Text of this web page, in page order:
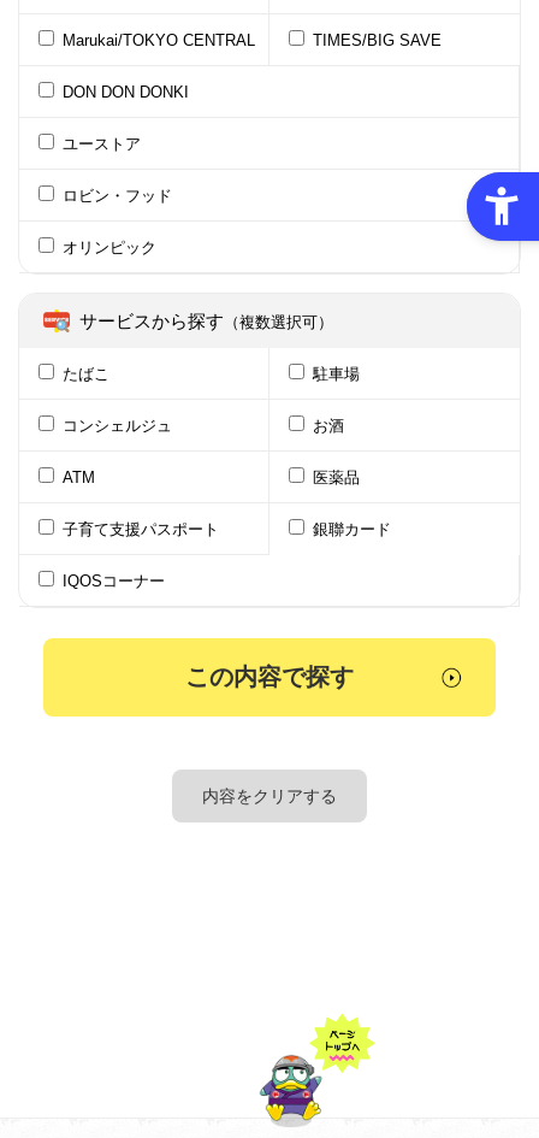
Marukai/TOKYO CENTRAL TIMES/BIG SAVE
DON DON DONKI
ユーストア
ロビン・フッド
オリンピック
サービスから探す （複数選択可）
たばこ 駐車場
コンシェルジュ お酒
ATM 医薬品
子育て支援パスポート 銀聯カード
IQOSコーナー